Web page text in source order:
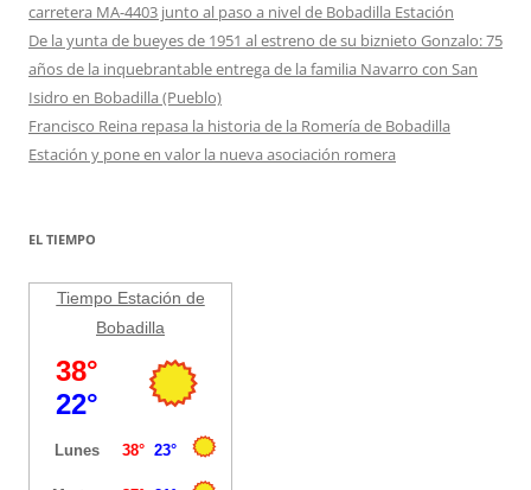
carretera MA-4403 junto al paso a nivel de Bobadilla Estación
De la yunta de bueyes de 1951 al estreno de su biznieto Gonzalo: 75
años de la inquebrantable entrega de la familia Navarro con San
Isidro en Bobadilla (Pueblo)
Francisco Reina repasa la historia de la Romería de Bobadilla
Estación y pone en valor la nueva asociación romera
EL TIEMPO
Tiempo Estación de
Bobadilla